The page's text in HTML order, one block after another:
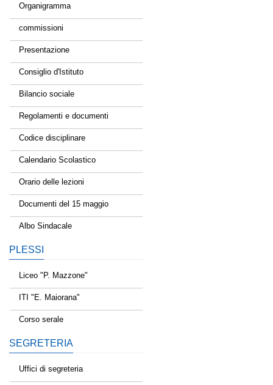
Organigramma
commissioni
Presentazione
Consiglio d'Istituto
Bilancio sociale
Regolamenti e documenti
Codice disciplinare
Calendario Scolastico
Orario delle lezioni
Documenti del 15 maggio
Albo Sindacale
PLESSI
Liceo "P. Mazzone"
ITI "E. Maiorana"
Corso serale
SEGRETERIA
Uffici di segreteria